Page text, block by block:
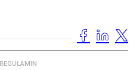
REGULAMIN